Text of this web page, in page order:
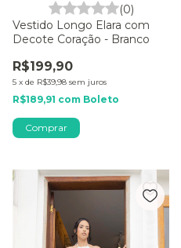
(0)
Vestido Longo Elara com
Decote Coração - Branco
R$199,90
5 x de R$39,98 sem juros
R$189,91 com Boleto
Comprar